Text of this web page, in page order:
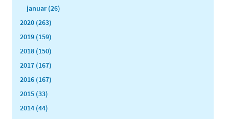
januar (26)
2020 (263)
2019 (159)
2018 (150)
2017 (167)
2016 (167)
2015 (33)
2014 (44)